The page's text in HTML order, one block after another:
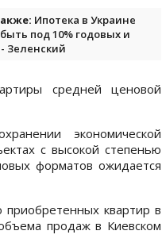
Ипотека в Украине
под 10% годовых и
Зеленский
средней ценовой
экономической
с высокой степенью
форматов ожидается
приобретенных квартир в
продаж в Киевском